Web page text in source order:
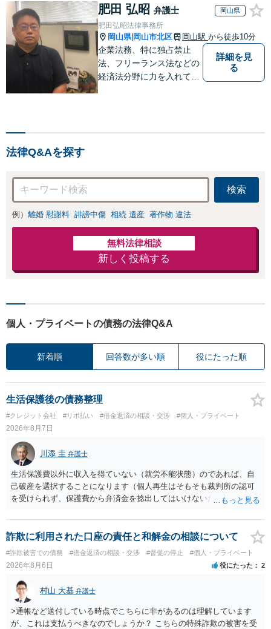
肥田 弘昭 弁護士 岡山県
肥田弘昭法律事務所
岡山県| 岡山市北区 岡山駅 から徒歩10分
企業法務、特に独占禁止
法、フリーランス法などの
経済法分野に力を入れてい
詳細を見
る
法律Q&Aを探す
検索
例） 離婚 慰謝料 誹謗中傷 相続 遺産 著作物 違法
無料法律相談
新しく投稿する
個人・プライベートの債務の法律Q&A
新着順 回答数が多い順 役にたった順
生活保護後の債務整理
#クレジット会社 #リボ払い #借金返済の相談・交渉 #個人・プライベート
2026年8月7日
川添 圭 弁護士
生活保護費以外に収入を得ていない（就労不能状態）のであれば、自
己破産を選択することになります（個人再生はそもそも裁判所の認可
を受けられず、保護費から弁済金を捻出してはいけないため任意整理
士費用は法テラスが負担し、裁判所の予納金等も法テラスが援助して
くれるため、弁護士へ自己破産を任せれば解決します。
詐欺に利用された口座の責任と和解金の相談について
#詐欺被害での債務 #借金返済の相談・交渉 #督促の停止 #個人・プライベート
2026年8月6日 役にたった 2
村山 大基 弁護士
>通帳など送付している時点でこちらに非があるのは理解しています
が、これは支払うべきなのでしょうか？ こちらの特殊詐欺の被害を受